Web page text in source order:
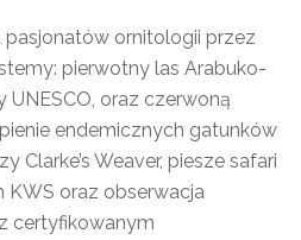
ornitologii przez
pierwotny las Arabuko-
UNESCO, oraz czerwoną
endemicznych gatunków
Clarke’s Weaver, piesze safari
KWS oraz obserwacja
certyfikowanym